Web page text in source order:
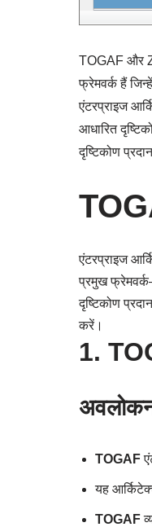
TOGAF और
फ्रेमवर्क हैं
एंटरप्राइज
आधारित
दृष्टिकोण
एंटरप्राइज
प्रमुख
दृष्टिकोण
करें।
1.
TOGAF
यह
TOGAF